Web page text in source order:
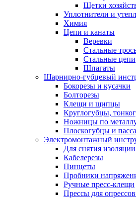
Щетки
Уплотнители и
Химия
Цепи и канаты
Веревки
Стальные
Стальные цепи
Шпагаты
Шарнирно-губцевый
Бокорезы и кусачки
Болторезы
Клещи и щипцы
Круглогубцы,
Ножницы по
Плоскогубцы и
Электромонтажный
Для снятия изоляции
Кабелерезы
Пинцеты
Пробники
Ручные пресс-клещи
Прессы для